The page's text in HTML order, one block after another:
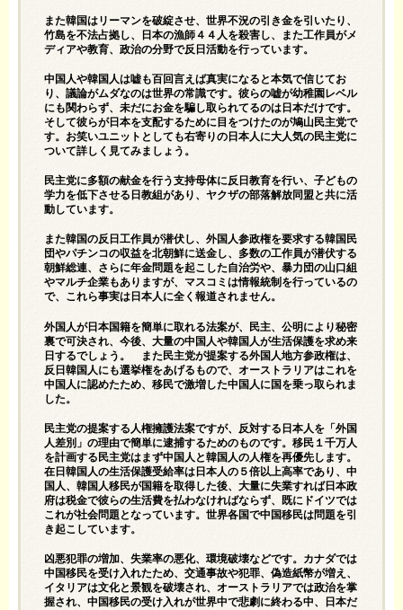
また韓国はリーマンを破綻させ、世界不況の引き金を引いたり、
竹島を不法占拠し、日本の漁師４４人を殺害し、また工作員がメ
ディアや教育、政治の分野で反日活動を行っています。
中国人や韓国人は嘘も百回言えば真実になると本気で信じてお
り、議論がムダなのは世界の常識です。彼らの嘘が幼稚園レベル
にも関わらず、未だにお金を騙し取られてるのは日本だけです。
そして彼らが日本を支配するために目をつけたのが鳩山民主党で
す。お笑いユニットとしても右寄りの日本人に大人気の民主党に
ついて詳しく見てみましょう。
民主党に多額の献金を行う支持母体に反日教育を行い、子どもの
学力を低下させる日教組があり、ヤクザの部落解放同盟と共に活
動しています。
また韓国の反日工作員が潜伏し、外国人参政権を要求する韓国民
団やパチンコの収益を北朝鮮に送金し、多数の工作員が潜伏する
朝鮮総連、さらに年金問題を起こした自治労や、暴力団の山口組
やマルチ企業もありますが、マスコミは情報統制を行っているの
で、これら事実は日本人に全く報道されません。
外国人が日本国籍を簡単に取れる法案が、民主、公明により秘密
裏で可決され、今後、大量の中国人や韓国人が生活保護を求め来
日するでしょう。 また民主党が提案する外国人地方参政権は、
反日韓国人にも選挙権をあげるもので、オーストラリアはこれを
中国人に認めたため、移民で激増した中国人に国を乗っ取られま
した。
民主党の提案する人権擁護法案ですが、反対する日本人を「外国
人差別」の理由で簡単に逮捕するためのものです。移民１千万人
を計画する民主党はまず中国人と韓国人の人権を再優先します。
在日韓国人の生活保護受給率は日本人の５倍以上高率であり、中
国人、韓国人移民が国籍を取得した後、大量に失業すれば日本政
府は税金で彼らの生活費を払わなければならず、既にドイツでは
これが社会問題となっています。世界各国で中国移民は問題を引
き起こしています。
凶悪犯罪の増加、失業率の悪化、環境破壊などです。カナダでは
中国移民を受け入れたため、交通事故や犯罪、偽造紙幣が増え、
イタリアは文化と景観を破壊され、オーストラリアでは政治を掌
握され、中国移民の受け入れが世界中で悲劇に終わる中、日本だ